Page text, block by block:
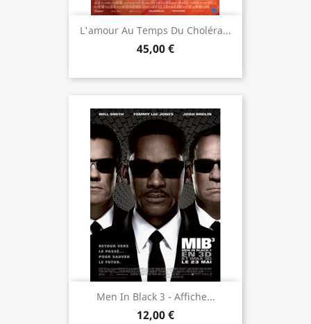
L'amour Au Temps Du Choléra...
45,00 €
Men In Black 3 - Affiche...
12,00 €